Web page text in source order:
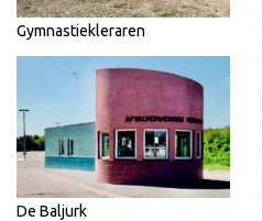
Gymnastiekleraren
De Baljurk